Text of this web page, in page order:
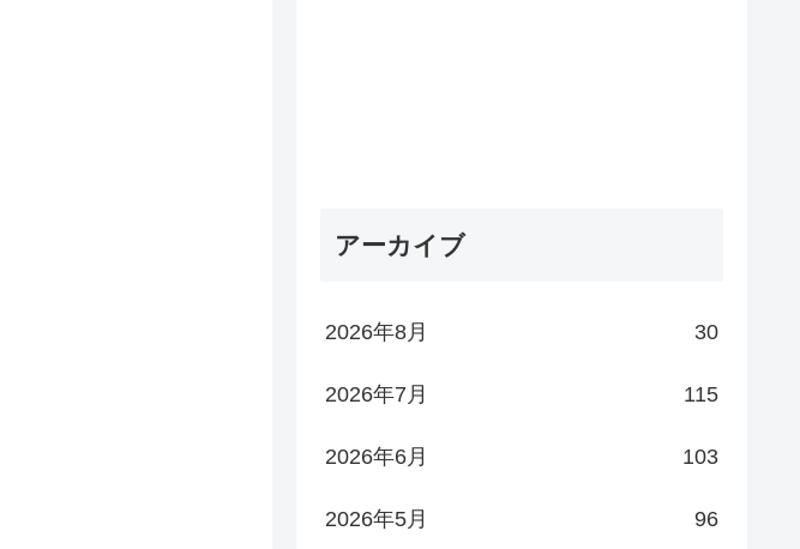
アーカイブ
2026年8月 30
2026年7月 115
2026年6月 103
2026年5月 96